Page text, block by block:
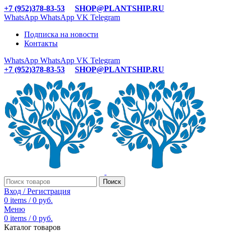
+7 (952)378-83-53
SHOP@PLANTSHIP.RU
WhatsApp WhatsApp VK Telegram
Подписка на новости
Контакты
WhatsApp WhatsApp VK Telegram
+7 (952)378-83-53
SHOP@PLANTSHIP.RU
Поиск
Вход / Регистрация
0 items / 0 руб.
Меню
0 items / 0 руб.
Каталог товаров